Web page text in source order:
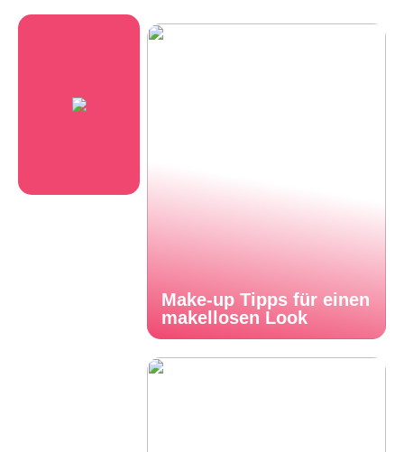
Make-up Tipps für einen
makellosen Look